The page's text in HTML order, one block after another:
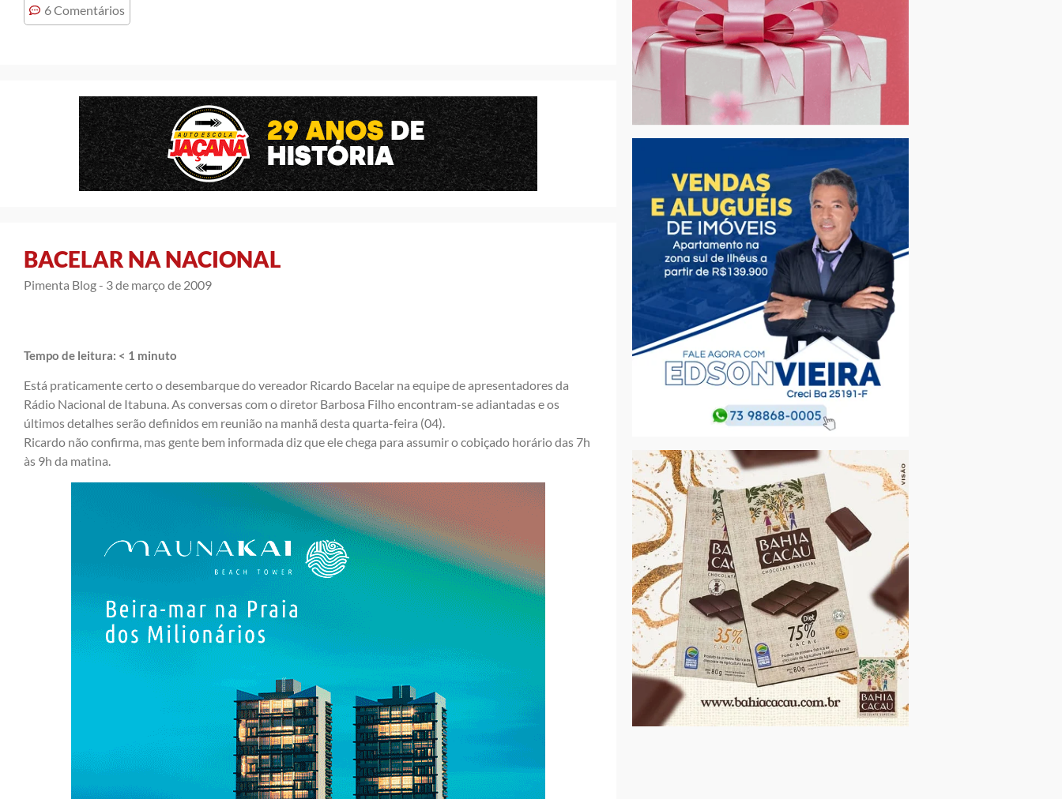
6 Comentários
BACELAR NA NACIONAL
Pimenta Blog - 3 de março de 2009
Tempo de leitura: < 1 minuto
Está praticamente certo o desembarque do vereador Ricardo Bacelar na equipe de apresentadores da
Rádio Nacional de Itabuna. As conversas com o diretor Barbosa Filho encontram-se adiantadas e os
últimos detalhes serão definidos em reunião na manhã desta quarta-feira (04).
Ricardo não confirma, mas gente bem informada diz que ele chega para assumir o cobiçado horário das 7h
às 9h da matina.